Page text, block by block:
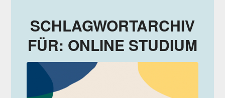
SCHLAGWORTARCHIV
FÜR: ONLINE STUDIUM